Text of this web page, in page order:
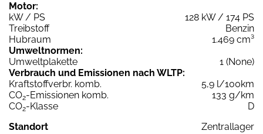
Motor:
kW / PS
128 kW / 174 PS
Treibstoff
Benzin
Hubraum
1.469 cm³
Umweltnormen:
Umweltplakette
1 (None)
Verbrauch und Emissionen nach WLTP:
Kraftstoffverbr. komb.
5,9 l/100km
CO2-Emissionen komb.
133 g/km
CO2-Klasse
D
Standort
Zentrallager